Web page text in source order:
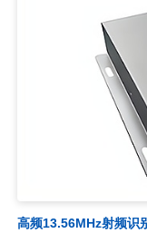
高频13.56MHz射频识